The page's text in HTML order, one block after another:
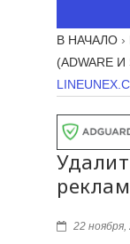
В НАЧАЛО ›
(ADWARE И
22 ноября,